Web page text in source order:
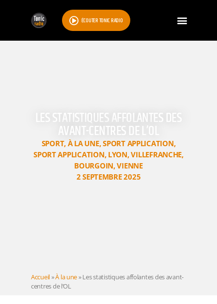
ÉCOUTER TONIC RADIO
LES STATISTIQUES AFFOLANTES DES
AVANT-CENTRES DE L’OL
SPORT, À LA UNE,SPORT APPLICATION,
SPORT APPLICATION, LYON,VILLEFRANCHE,
BOURGOIN,VIENNE
2 SEPTEMBRE 2025
Accueil»À la une»Les statistiques affolantes des avant-
centres de l’OL